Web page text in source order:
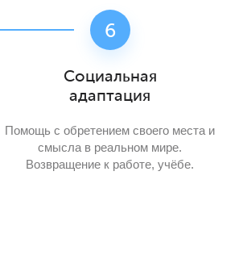
Социальная
адаптация
Помощь с обретением своего места и
смысла в реальном мире.
Возвращение к работе, учёбе.